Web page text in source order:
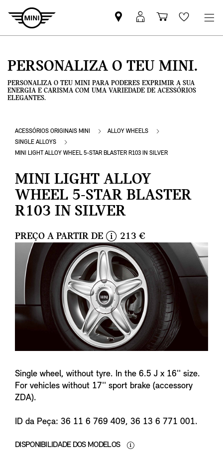
Pesquisar
parceiro
Iniciar
sessão
Carrinho
de
Wishlist
PERSONALIZA O TEU MINI.
PERSONALIZA O TEU MINI PARA PODERES EXPRIMIR A SUA
ENERGIA E CARISMA COM UMA VARIEDADE DE ACESSÓRIOS
ELEGANTES.
ACESSÓRIOS ORIGINAIS MINI
ALLOY WHEELS
SINGLE ALLOYS
MINI LIGHT ALLOY WHEEL 5-STAR BLASTER R103 IN SILVER
MINI LIGHT ALLOY
WHEEL 5-STAR BLASTER
R103 IN SILVER
PREÇO A PARTIR DE
i
n
f
o
213 €
Single wheel, without tyre. In the 6.5 J x 16'' size.
For vehicles without 17'' sport brake (accessory
ZDA).
ID da Peça: 36 11 6 769 409, 36 13 6 771 001.
DISPONIBILIDADE DOS MODELOS